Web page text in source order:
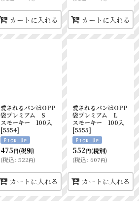
カートに入れる カートに入れる
愛されるパンはOPP
袋プレミアム S
スモーキー 100入
[5554]
475円(税別)
(税込: 522円)
カートに入れる
愛されるパンはOPP
袋プレミアム L
スモーキー 100入
[5555]
552円(税別)
(税込: 607円)
カートに入れる